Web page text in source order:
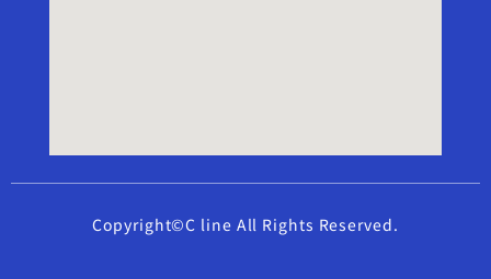
Copyright©C line All Rights Reserved.